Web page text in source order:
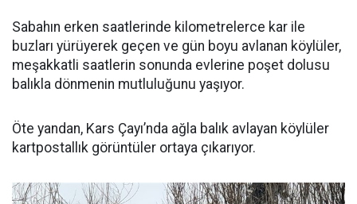
Sabahın erken saatlerinde kilometrelerce kar ile
buzları yürüyerek geçen ve gün boyu avlanan köylüler,
meşakkatli saatlerin sonunda evlerine poşet dolusu
balıkla dönmenin mutluluğunu yaşıyor.
Öte yandan, Kars Çayı’nda ağla balık avlayan köylüler
kartpostallık görüntüler ortaya çıkarıyor.